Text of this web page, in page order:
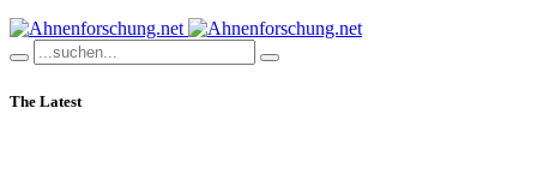
The Latest